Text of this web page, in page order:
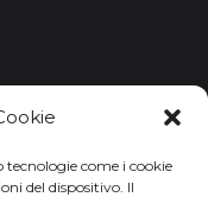
come i cookie
del dispositivo. Il